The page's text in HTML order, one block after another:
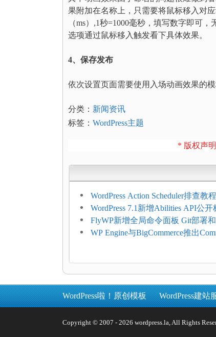
果附加在名称上，只需要将鼠标移入对
（ms）,1秒=1000毫秒，填写数字即可
选项通过鼠标移入触发看下具体效果。
4、保存发布
依次设置页面需要使用入场动画效果的
分类： 新闻资讯
标签： WordPress主题
* 版权声
WordPress Action Scheduler排查教
压和订单延迟
WordPress 7.1新增Abilities API公
持REST API、MCP与AI代理
FlyWP新增全局命令面板 Git部署
方便
WP Engine与BigCommerce推出
WordPress啦！原创模板 WordPress建站
Copyright © 2007 - 2026 wordpress.la, All Rights